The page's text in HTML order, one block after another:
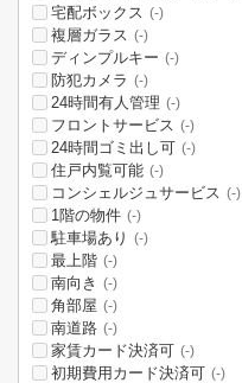
宅配ボックス (-)
複層ガラス (-)
ディンプルキー (-)
防犯カメラ (-)
24時間有人管理 (-)
フロントサービス (-)
24時間ゴミ出し可 (-)
住戸内覧可能 (-)
コンシェルジュサービス (-)
1階の物件 (-)
駐車場あり (-)
最上階 (-)
南向き (-)
角部屋 (-)
南道路 (-)
家賃カード決済可 (-)
初期費用カード決済可 (-)